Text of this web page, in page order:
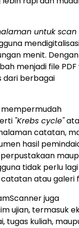
untuk scan
menit. Dengan
menjadi file PDF
dari berbagai
mempermudah
"Krebs cycle"
catatan,
hasil
tidak perlu lagi
atau galeri
juga
ujian, termasuk
tugas kuliah,